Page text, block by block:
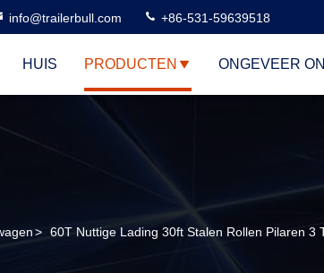
info@trailerbull.com +86-531-59639518
HUIS PRODUCTEN ONGEVEER
> 60T Nuttige Lading 30ft Stalen Rollen Pilaren 3